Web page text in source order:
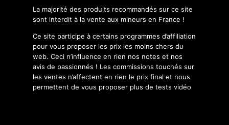
La majorité des produits recommandés sur ce site
sont interdit à la vente aux mineurs en France !
Ce site participe à certains programmes d’affiliation
pour vous proposer les prix les moins chers du
web. Ceci n’influence en rien nos notes et nos
avis de passionnés ! Les commissions touchés sur
les ventes n’affectent en rien le prix final et nous
permettent de vous proposer plus de tests vidéo